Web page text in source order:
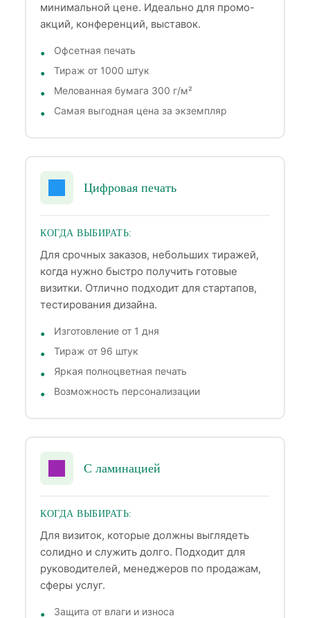
минимальной цене. Идеально для промо-
акций, конференций, выставок.
Офсетная печать
Тираж от 1000 штук
Мелованная бумага 300 г/м²
Самая выгодная цена за экземпляр
Цифровая печать
КОГДА ВЫБИРАТЬ:
Для срочных заказов, небольших тиражей,
когда нужно быстро получить готовые
визитки. Отлично подходит для стартапов,
тестирования дизайна.
Изготовление от 1 дня
Тираж от 96 штук
Яркая полноцветная печать
Возможность персонализации
С ламинацией
КОГДА ВЫБИРАТЬ:
Для визиток, которые должны выглядеть
солидно и служить долго. Подходит для
руководителей, менеджеров по продажам,
сферы услуг.
Защита от влаги и износа